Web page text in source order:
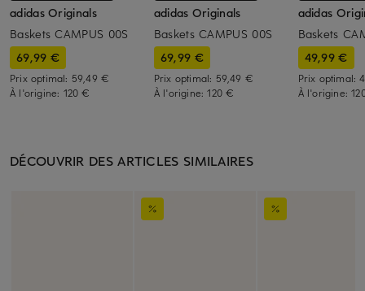
adidas Originals
Baskets CAMPUS 00S
69,99 €
Prix optimal: 59,49 €
À l'origine: 120 €
adidas Originals
Baskets CAMPUS 00S
69,99 €
Prix optimal: 59,49 €
À l'origine:120 €
adidas
Baskets
49,99 €
Prix optimal:
À l'origine:
DÉCOUVRIR DES ARTICLES SIMILAIRES